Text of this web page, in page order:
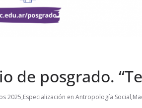
de posgrado.
2025,Especialización en Antropología Social,